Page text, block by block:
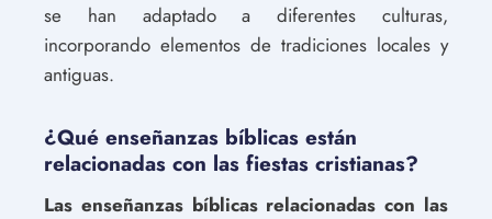
se han adaptado a diferentes culturas,
incorporando elementos de tradiciones locales y
antiguas.
¿Qué enseñanzas bíblicas están
relacionadas con las fiestas cristianas?
Las enseñanzas bíblicas relacionadas con las